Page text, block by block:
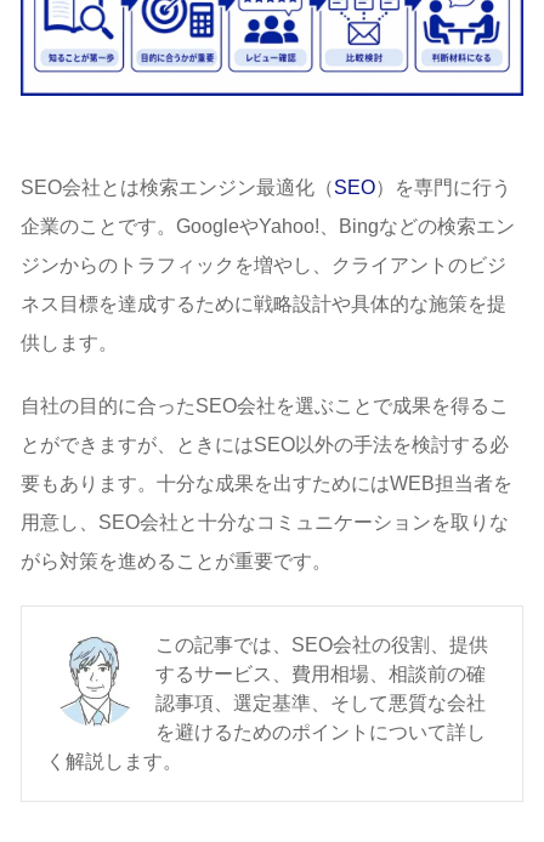
SEO会社とは検索エンジン最適化（SEO）を専門に行う
企業のことです。GoogleやYahoo!、Bingなどの検索エン
ジンからのトラフィックを増やし、クライアントのビジ
ネス目標を達成するために戦略設計や具体的な施策を提
供します。
自社の目的に合ったSEO会社を選ぶことで成果を得るこ
とができますが、ときにはSEO以外の手法を検討する必
要もあります。十分な成果を出すためにはWEB担当者を
用意し、SEO会社と十分なコミュニケーションを取りな
がら対策を進めることが重要です。
この記事では、SEO会社の役割、提供
するサービス、費用相場、相談前の確
認事項、選定基準、そして悪質な会社
を避けるためのポイントについて詳し
く解説します。